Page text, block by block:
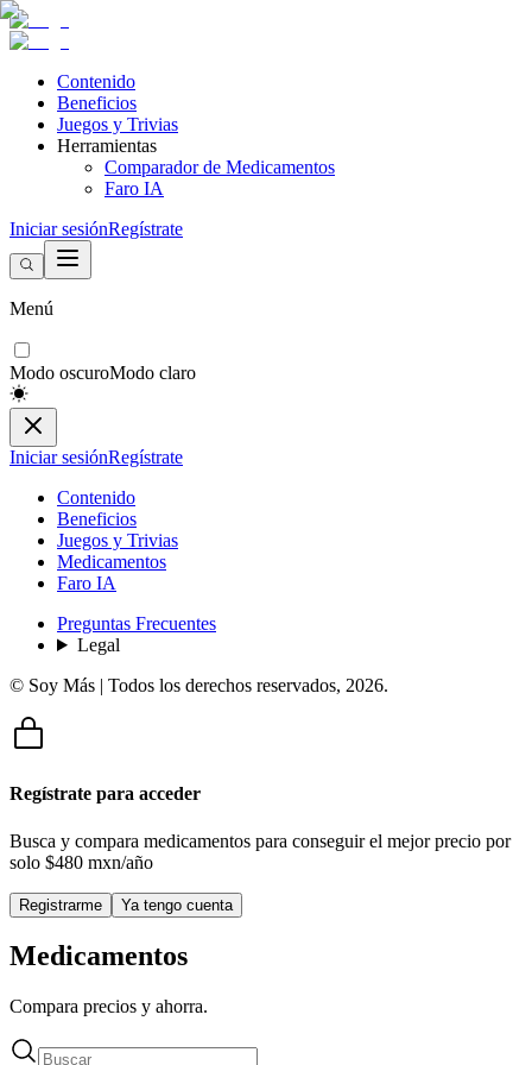
Contenido
Beneficios
Juegos y Trivias
Herramientas
Comparador de Medicamentos
Faro IA
Iniciar sesiónRegístrate
Menú
Modo oscuroModo claro
Iniciar sesiónRegístrate
Contenido
Beneficios
Juegos y Trivias
Medicamentos
Faro IA
Preguntas Frecuentes
Legal
© Soy Más | Todos los derechos reservados, 2026.
Regístrate para acceder
Busca y compara medicamentos para conseguir el mejor precio por
solo $480 mxn/año
Registrarme Ya tengo cuenta
Medicamentos
Compara precios y ahorra.